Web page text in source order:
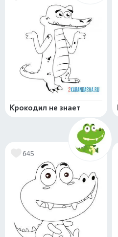
Крокодил не знает
645